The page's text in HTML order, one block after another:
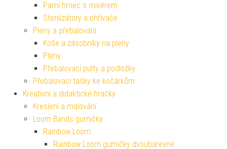
Parní hrnec s mixérem
Sterilizátory a ohřívače
Pleny a přebalování
Koše a zásobníky na pleny
Pleny
Přebalovací pulty a podložky
Přebalovací tašky ke kočárkům
Kreativní a didaktické hračky
Kreslení a malování
Loom Bands gumičky
Rainbow Loom
Rainbow Loom gumičky dvoubarevné